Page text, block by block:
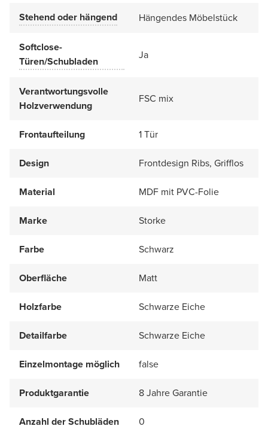
Stehend oder hängend Hängendes Möbelstück
Softclose-
Türen/Schubladen
Ja
Verantwortungsvolle
Holzverwendung
FSC mix
Frontaufteilung 1 Tür
Design Frontdesign Ribs, Grifflos
Material MDF mit PVC-Folie
Marke Storke
Farbe Schwarz
Oberfläche Matt
Holzfarbe Schwarze Eiche
Detailfarbe Schwarze Eiche
Einzelmontage möglich false
Produktgarantie 8 Jahre Garantie
Anzahl der Schubläden 0